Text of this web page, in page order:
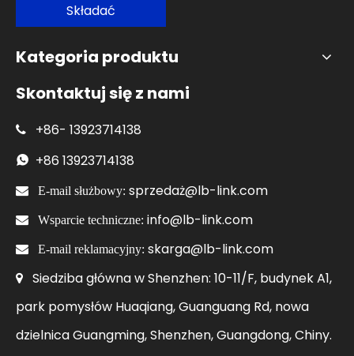
Składać
Kategoria produktu
Skontaktuj się z nami
 +86- 13923714138
 +86 13923714138
 E-mail służbowy: sprzedaż@lb-link.com
 Wsparcie techniczne: info@lb-link.com
 E-mail reklamacyjny: skarga@lb-link.com
 Siedziba główna w Shenzhen: 10-11/F, budynek A1,
park pomysłów Huaqiang, Guanguang Rd, nowa
dzielnica Guangming, Shenzhen, Guangdong, Chiny.